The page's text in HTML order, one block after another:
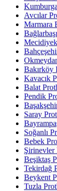
Avcılar
Marmara
Bakırköy
Kavacık
Balat
Pendik
Saray
Soğanlı
Bebek
Şirinevler
Beşiktaş
Tekirdağ
Beykent
Tuzla